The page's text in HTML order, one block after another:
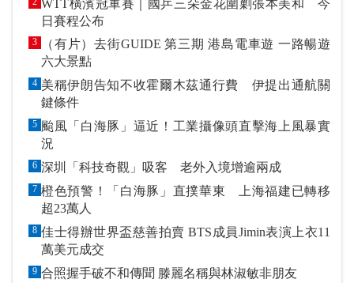
WTT橫濱冠軍賽｜國乒三朵金花圍剿張本美和 今
日賽程公布
3
（有片）去街GUIDE 第三期 港島電車遊 一路暢遊
六大景點
4 美稱伊朗告知不收霍爾木茲通行費 伊提出通航關
鍵條件
5 颱風「白海豚」逼近！工業攝像頭直擊海上風暴實
況
6 深圳「科技奇觀」吸客 老外入境增逾兩成
7 橙色預警！「白海豚」直撲華東 上海福建已轉移
超23萬人
8 佳士得辦世界盃慈善拍賣 BTS成員Jimin表演上衣11
萬美元成交
9 合照握手破不和傳聞 滕麗名稱與林淑敏非朋友